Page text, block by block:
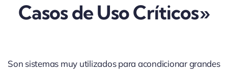
Casos de Uso Críticos»
Son sistemas muy utilizados para acondicionar grandes